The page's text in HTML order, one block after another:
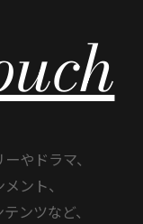
ーや ドラマ、
ント、
ンツなど、